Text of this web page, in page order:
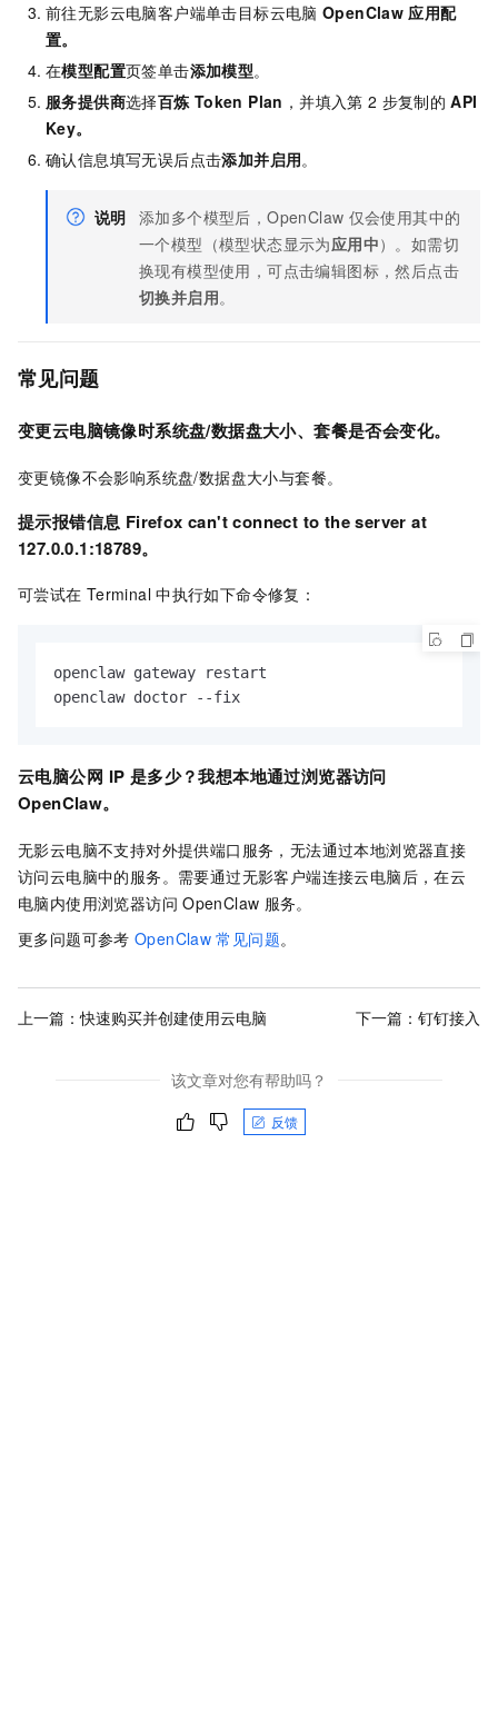
前往无影云电脑客户端单击目标云电脑 OpenClaw 应用配
置。
在模型配置页签单击添加模型。
服务提供商选择百炼 Token Plan ，并填入第 2 步复制的 API
Key。
确认信息填写无误后点击添加并启用。
说明 添加多个模型后，OpenClaw 仅会使用其中的
一个模型（模型状态显示为应用中）。如需切
换现有模型使用，可点击编辑图标，然后点击
切换并启用。
常见问题
变更云电脑镜像时系统盘/数据盘大小、套餐是否会变化。
变更镜像不会影响系统盘/数据盘大小与套餐。
提示报错信息 Firefox can't connect to the server at
127.0.0.1:18789。
可尝试在 Terminal 中执行如下命令修复：
openclaw gateway restart
openclaw doctor --fix
云电脑公网 IP 是多少？我想本地通过浏览器访问
OpenClaw。
无影云电脑不支持对外提供端口服务，无法通过本地浏览器直接
访问云电脑中的服务。需要通过无影客户端连接云电脑后，在云
电脑内使用浏览器访问 OpenClaw 服务。
更多问题可参考 OpenClaw 常见问题。
上一篇：快速购买并创建使用云电脑 下一篇： 钉钉接入
该文章对您有帮助吗？
反馈